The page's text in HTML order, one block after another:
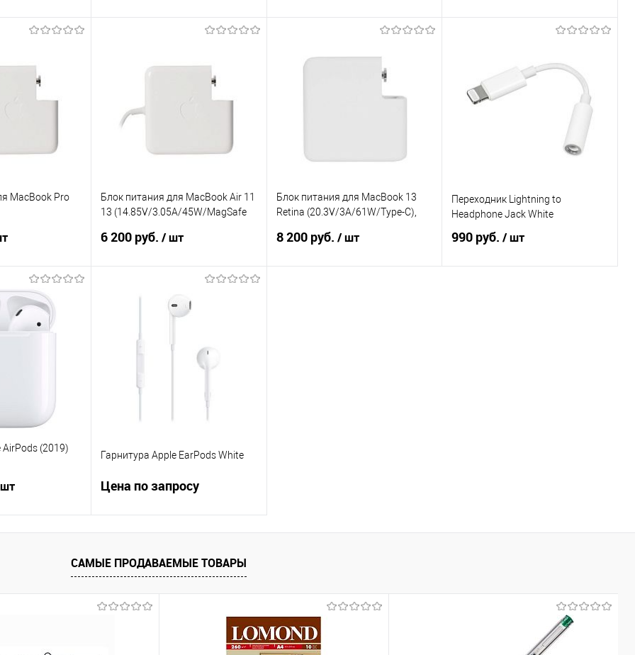
Сравнение
Сравнение
В избранное
Сравнение
Купить в 1 клик
Сравнение
В избранное
Недоступно
MacBook Pro
Сравнение
Блок питания для MacBook Air 11
13 (14.85V/3.05A/45W/MagSafe
6 200 руб. / шт
Недоступно
Блок питания для MacBook 13
Retina (20.3V/3A/61W/Type-C),
8 200 руб. / шт
Переходник Lightning to
Headphone Jack White
990 руб./ шт
AirPods (2019)
Гарнитура Apple EarPods White
Цена по запросу
В избранное
САМЫЕ ПРОДАВАЕМЫЕ ТОВАРЫ